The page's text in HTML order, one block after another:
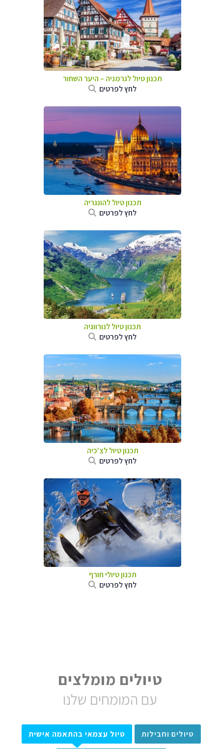
תכנון טיול לגרמניה – היער השחור
לחץ לפרטים
תכנון טיול להונגריה
לחץ לפרטים
תכנון טיול לנורווגיה
לחץ לפרטים
תכנון טיול לצ'כיה
לחץ לפרטים
תכנון טיולי חורף
לחץ לפרטים
טיולים מומלצים
עם המומחים שלנו
טיולים וחבילות טיול עצמאי בהתאמה אישית